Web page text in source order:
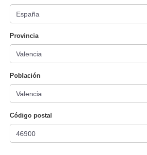
Provincia
Población
Código postal